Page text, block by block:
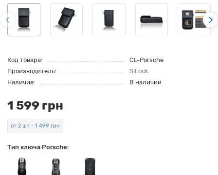
Код товара:
CL-Porsche
Производитель:
SiLock
Наличие:
В наличии
1 599 грн
от 2 шт - 1 499 грн
Тип ключа Porsche: